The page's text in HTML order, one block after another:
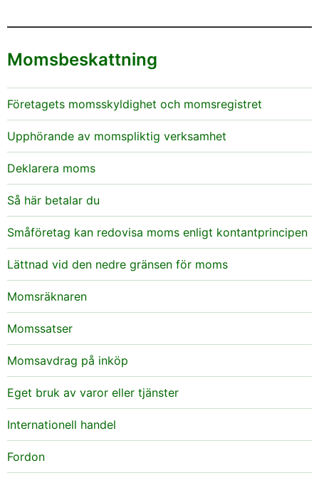
Momsbeskattning
Företagets momsskyldighet och momsregistret
Upphörande av momspliktig verksamhet
Deklarera moms
Så här betalar du
Småföretag kan redovisa moms enligt kontantprincipen
Lättnad vid den nedre gränsen för moms
Momsräknaren
Momssatser
Momsavdrag på inköp
Eget bruk av varor eller tjänster
Internationell handel
Fordon